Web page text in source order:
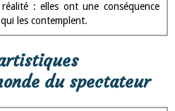
: elles ont une conséquence
les contemplent.
du spectateur